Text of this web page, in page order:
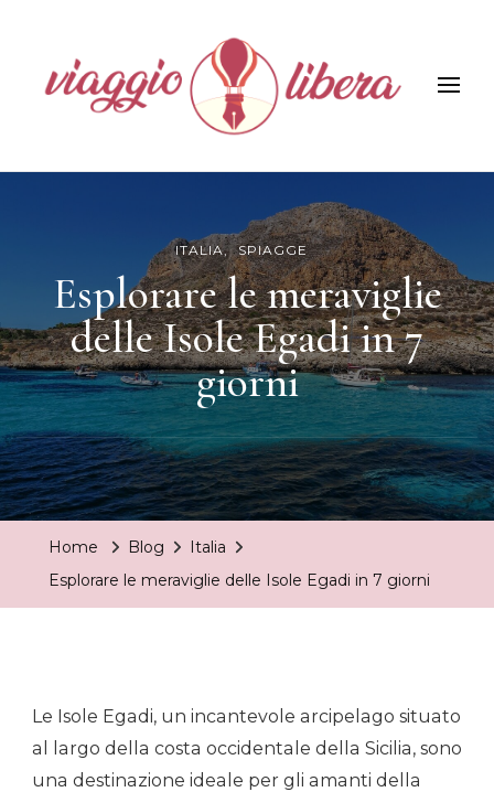
Viaggiolibera
ITALIA SPIAGGE
Esplorare le meraviglie
delle Isole Egadi in 7
giorni
Home Blog
Italia
Esplorare le meraviglie delle Isole Egadi in 7 giorni
Le Isole Egadi, un incantevole arcipelago situato
al largo della costa occidentale della Sicilia, sono
una destinazione ideale per gli amanti della